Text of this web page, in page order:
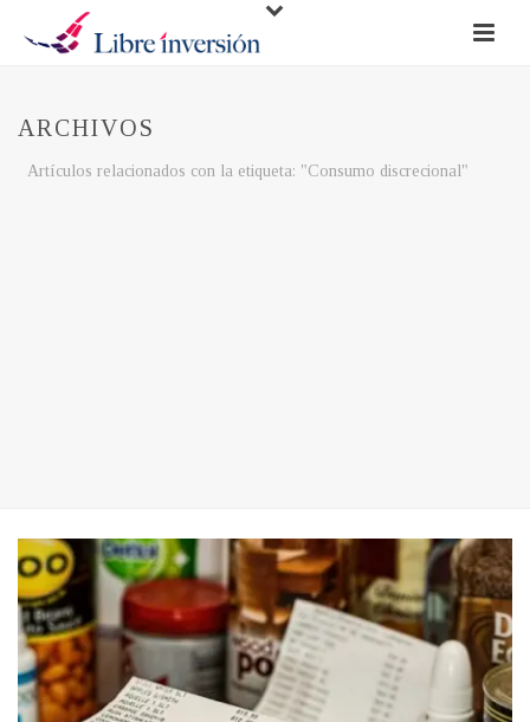
ARCHIVOS
Artículos relacionados con la etiqueta: "Consumo discrecional"